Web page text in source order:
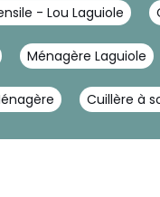
- Lou Laguiole
Ménagère Laguiole
Cuillère à